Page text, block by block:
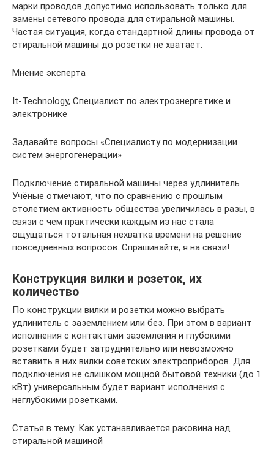
марки проводов допустимо использовать только для
замены сетевого провода для стиральной машины.
Частая ситуация, когда стандартной длины провода от
стиральной машины до розетки не хватает.
Мнение эксперта
It-Technology, Cпециалист по электроэнергетике и
электронике
Задавайте вопросы «Специалисту по модернизации
систем энергогенерации»
Подключение стиральной машины через удлинитель
Учёные отмечают, что по сравнению с прошлым
столетием активность общества увеличилась в разы, в
связи с чем практически каждым из нас стала
ощущаться тотальная нехватка времени на решение
повседневных вопросов. Спрашивайте, я на связи!
Конструкция вилки и розеток, их
количество
По конструкции вилки и розетки можно выбрать
удлинитель с заземлением или без. При этом в вариант
исполнения с контактами заземления и глубокими
розетками будет затруднительно или невозможно
вставить в них вилки советских электроприборов. Для
подключения не слишком мощной бытовой техники (до 1
кВт) универсальным будет вариант исполнения с
неглубокими розетками.
Статья в тему: Как устанавливается раковина над
стиральной машиной